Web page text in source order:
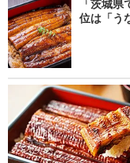
「茨城
位は「う